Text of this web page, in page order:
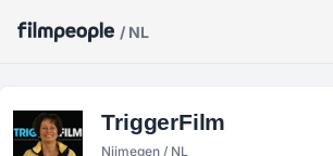
/ NL
TriggerFilm
Nijmegen / NL